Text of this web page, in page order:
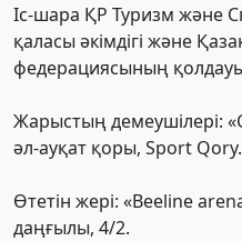
Іс-шара ҚР Туризм және
қаласы әкімдігі және
федерациясының
Жарыстың демеушілері:
әл-ауқат қоры, Sport Qory.
Өтетін жері: «Beeline
даңғылы, 4/2.